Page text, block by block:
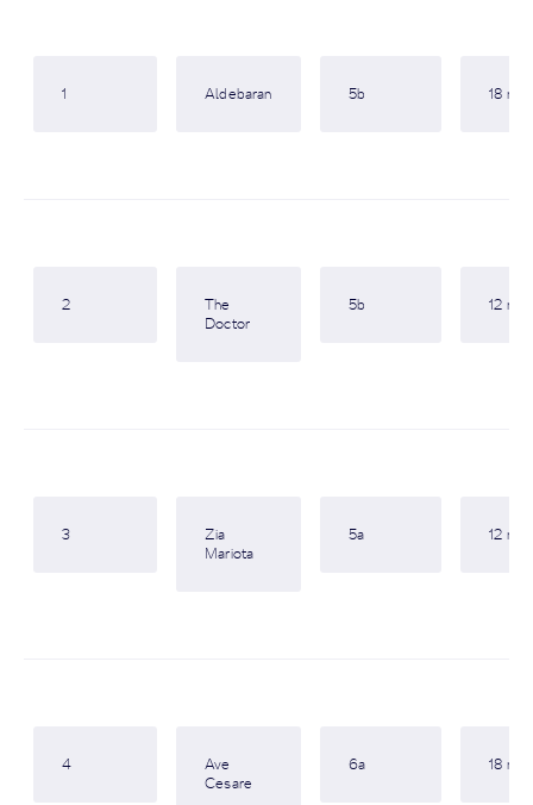
1 Aldebaran 5b 18 m
2
The
Doctor
5b 12 m
3
Zia
Mariota
5a 12 m
4
Ave
Cesare
6a 18 m